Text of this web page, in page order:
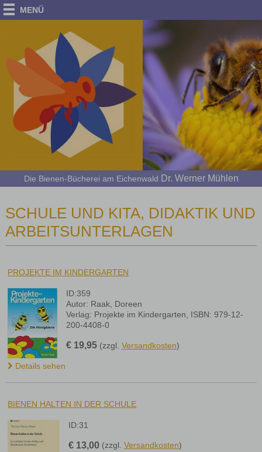
MENÜ
Die Bienen-Bücherei am Eichenwald Dr. Werner Mühlen
SCHULE UND KITA, DIDAKTIK UND
ARBEITSUNTERLAGEN
PROJEKTE IM KINDERGARTEN
ID:359
Autor: Raak, Doreen
Verlag: Projekte im Kindergarten, ISBN: 979-12-
200-4408-0
€19,95 (zzgl. Versandkosten)
Details sehen
BIENEN HALTEN IN DER SCHULE
ID:31
€13,00 (zzgl. Versandkosten)